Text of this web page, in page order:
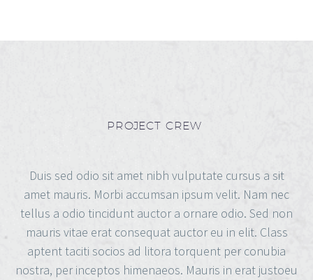
PROJECT CREW
Duis sed odio sit amet nibh vulputate cursus a sit
amet mauris. Morbi accumsan ipsum velit. Nam nec
tellus a odio tincidunt auctor a ornare odio. Sed non
mauris vitae erat consequat auctor eu in elit. Class
aptent taciti socios ad litora torquent per conubia
nostra, per inceptos himenaeos. Mauris in erat justoeu